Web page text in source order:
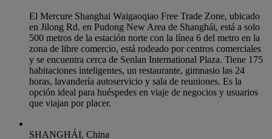
El Mercure Shanghai Waigaoqiao Free Trade Zone, ubicado
en Jilong Rd. en Pudong New Area de Shanghái, está a solo
500 metros de la estación norte con la línea 6 del metro en la
zona de libre comercio, está rodeado por centros comerciales
y se encuentra cerca de Senlan International Plaza. Tiene 175
habitaciones inteligentes, un restaurante, gimnasio las 24
horas, lavandería autoservicio y sala de reuniones. Es la
opción ideal para huéspedes en viaje de negocios y usuarios
que viajan por placer.
SHANGHÁI, China